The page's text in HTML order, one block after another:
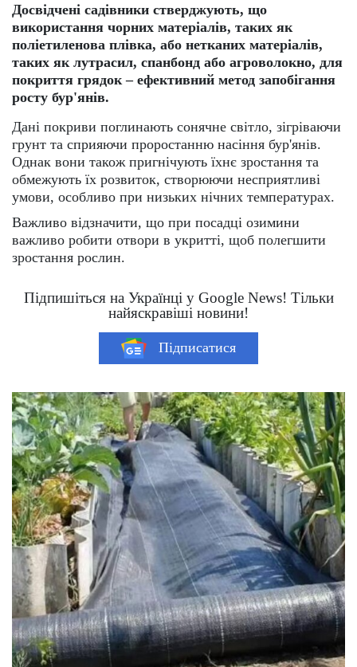
Досвідчені садівники стверджують, що
використання чорних матеріалів, таких як
поліетиленова плівка, або нетканих матеріалів,
таких як лутрасил, спанбонд або агроволокно, для
покриття грядок – ефективний метод запобігання
росту бур'янів.
Дані покриви поглинають сонячне світло, зігріваючи
грунт та сприяючи проростанню насіння бур'янів.
Однак вони також пригнічують їхнє зростання та
обмежують їх розвиток, створюючи несприятливі
умови, особливо при низьких нічних температурах.
Важливо відзначити, що при посадці озимини
важливо робити отвори в укритті, щоб полегшити
зростання рослин.
Підпишіться на Українці у Google News! Тільки
найяскравіші новини!
Підписатися